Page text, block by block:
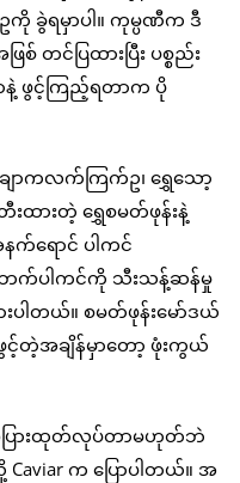
ရမှာပါ။ ကုမ္ပဏီက ဒီ
တင်ပြထားပြီး ပစ္စည်း
ဖွင့်ကြည့်ရတာက ပို
ချောကလက်ကြက်ဥ၊ ရွှေသော့
ထားတဲ့ ရွှေစမတ်ဖုန်းနဲ့
နက်ရောင် ပါကင်
င်ဘက်ပါကင်ကို သီးသန့်ဆန်မှု
ပါတယ်။ စမတ်ဖုန်းမော်ဒယ်
တဲ့အချိန်မှာတော့ ဖုံးကွယ်
ပြားထုတ်လုပ်တာမဟုတ်ဘဲ
က ပြောပါတယ်။ အ